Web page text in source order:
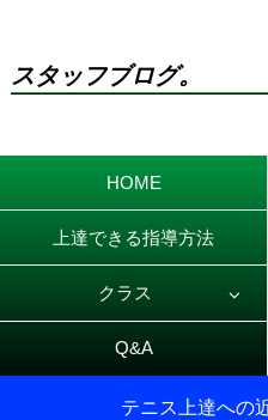
スタッフブログ。
HOME
上達できる指導方法
クラス
Q&A
テニス上達への